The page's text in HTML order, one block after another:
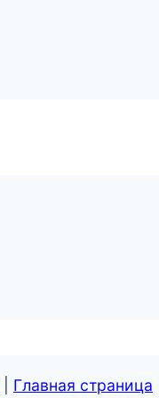
Главная страница